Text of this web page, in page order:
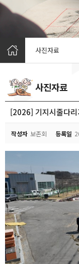
사진자료
사진자료
[2026] 기지시줄다리
작성자 보존회 등록일